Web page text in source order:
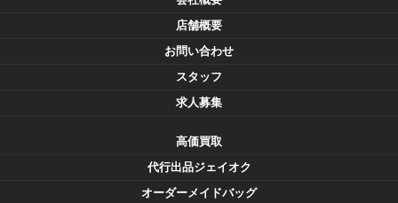
店舗概要
お問い合わせ
スタッフ
求人募集
高価買取
代行出品ジェイオク
オーダーメイドバッグ